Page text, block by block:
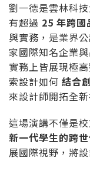
劉一德是雲林科
有超過 25 年跨國
與實務，是業界
家國際知名企業
實務上皆展現極
索設計如何 結合
來設計師開拓全新
這場演講不僅是
新一代學生的跨
展國際視野，將